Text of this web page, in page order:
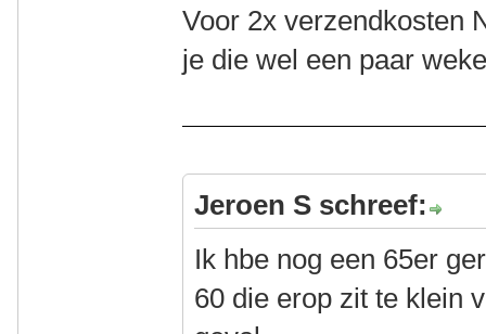
Voor 2x verzendkosten
je die wel een paar
Jeroen S schreef:
Ik hbe nog een 65er
60 die erop zit te klein